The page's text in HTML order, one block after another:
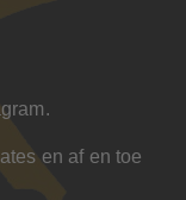
en af en toe